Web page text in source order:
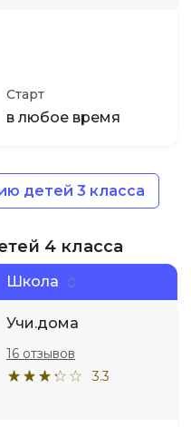
Старт
в любое время
детей 3 класса
4 класса
Школа
Учи.дома
3.3
16 отзывов